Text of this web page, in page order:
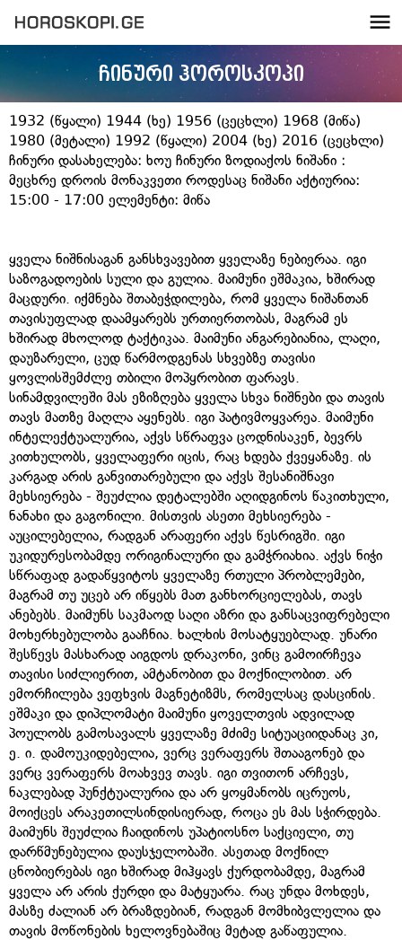
ჩინური ჰოროსკოპი
1932 (წყალი) 1944 (ხე) 1956 (ცეცხლი) 1968 (მიწა)
1980 (მეტალი) 1992 (წყალი) 2004 (ხე) 2016 (ცეცხლი)
ჩინური დასახელება: ხოუ ჩინური ზოდიაქოს ნიშანი :
მეცხრე დროის მონაკვეთი როდესაც ნიშანი აქტიურია:
15:00 - 17:00 ელემენტი: მიწა
ყველა ნიშნისაგან განსხვავებით ყველაზე ნებიერაა. იგი
საზოგადოების სული და გულია. მაიმუნი ეშმაკია, ხშირად
მაცდური. იქმნება შთაბეჭდილება, რომ ყველა ნიშანთან
თავისუფლად დაამყარებს ურთიერთობას, მაგრამ ეს
ხშირად მხოლოდ ტაქტიკაა. მაიმუნი ანგარებიანია, ლაღი,
დაუზარელი, ცუდ წარმოდგენას სხვებზე თავისი
ყოვლისშემძლე თბილი მოპყრობით ფარავს.
სინამდვილეში მას ეზიზღება ყველა სხვა ნიშნები და თავის
თავს მათზე მაღლა აყენებს. იგი პატივმოყვარეა. მაიმუნი
ინტელექტუალურია, აქვს სწრაფვა ცოდნისაკენ, ბევრს
კითხულობს, ყველაფერი იცის, რაც ხდება ქვეყანაზე. ის
კარგად არის განვითარებული და აქვს შესანიშნავი
მეხსიერება - შეუძლია დეტალებში აღიდგინოს წაკითხული,
ნანახი და გაგონილი. მისთვის ასეთი მეხსიერება -
აუცილებელია, რადგან არაფერი აქვს წესრიგში. იგი
უკიდურესობამდე ორიგინალური და გამჭრიახია. აქვს ნიჭი
სწრაფად გადაწყვიტოს ყველაზე რთული პრობლემები,
მაგრამ თუ უცებ არ იწყებს მათ განხორციელებას, თავს
ანებებს. მაიმუნს საკმაოდ საღი აზრი და განსაცვიფრებელი
მოხერხებულობა გააჩნია. ხალხის მოსატყუებლად. უნარი
შესწევს მასხარად აიგდოს დრაკონი, ვინც გამოირჩევა
თავისი სიძლიერით, ამტანობით და მოქნილობით. არ
ემორჩილება ვეფხვის მაგნეტიზმს, რომელსაც დასცინის.
ეშმაკი და დიპლომატი მაიმუნი ყოველთვის ადვილად
პოულობს გამოსავალს ყველაზე მძიმე სიტუაციიდანაც კი,
ე. ი. დამოუკიდებელია, ვერც ვერაფერს შთააგონებ და
ვერც ვერაფერს მოახვევ თავს. იგი თვითონ არჩევს,
ნაკლებად პუნქტუალურია და არ ყოყმანობს იცრუოს,
მოიქცეს არაკეთილსინდისიერად, როცა ეს მას სჭირდება.
მაიმუნს შეუძლია ჩაიდინოს უპატიოსნო საქციელი, თუ
დარწმუნებულია დაუსჯელობაში. ასეთად მოქნილ
ცნობიერებას იგი ხშირად მიჰყავს ქურდობამდე, მაგრამ
ყველა არ არის ქურდი და მატყუარა. რაც უნდა მოხდეს,
მასზე ძალიან არ ბრაზდებიან, რადგან მომხიბვლელია და
თავის მოწონების ხელოვნებაშიც მეტად გაწაფულია.